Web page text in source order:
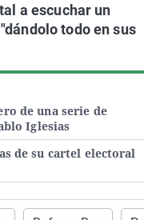
de una serie de
Iglesias
de su cartel electoral
a escuchar un
todo en sus